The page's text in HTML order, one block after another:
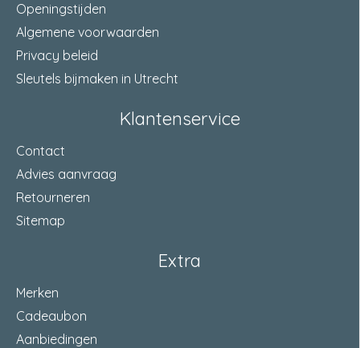
Openingstijden
Algemene voorwaarden
Privacy beleid
Sleutels bijmaken in Utrecht
Klantenservice
Contact
Advies aanvraag
Retourneren
Sitemap
Extra
Merken
Cadeaubon
Aanbiedingen